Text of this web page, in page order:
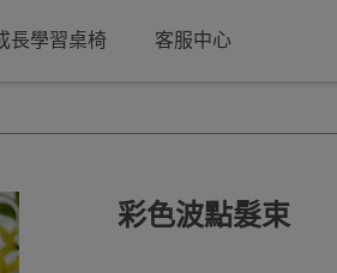
長學習桌椅 客服中心
彩色波點髮束